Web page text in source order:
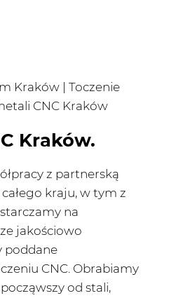
Kraków | Toczenie
CNC Kraków
Kraków.
z partnerską
kraju, w tym z
na
jakościowo
poddane
CNC. Obrabiamy
od stali,